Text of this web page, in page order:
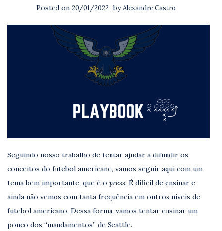
Posted on 20/01/2022 byAlexandre Castro
Seguindo nosso trabalho de tentar ajudar a difundir os
conceitos do futebol americano, vamos seguir aqui com um
tema bem importante, que é o press. É díficil de ensinar e
ainda não vemos com tanta frequência em outros níveis de
futebol americano. Dessa forma, vamos tentar ensinar um
pouco dos “mandamentos” de Seattle.